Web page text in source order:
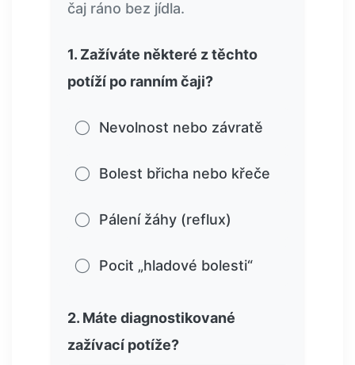
čaj ráno bez jídla.
1. Zažíváte některé z těchto
potíží po ranním čaji?
⚪ Nevolnost nebo závratě
⚪ Bolest břicha nebo křeče
⚪ Pálení žáhy (reflux)
⚪ Pocit „hladové bolesti“
2. Máte diagnostikované
zažívací potíže?